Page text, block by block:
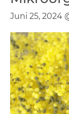
Juni 25, 2024